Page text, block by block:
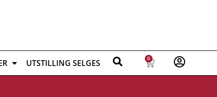
UTSTILLING SELGES 0